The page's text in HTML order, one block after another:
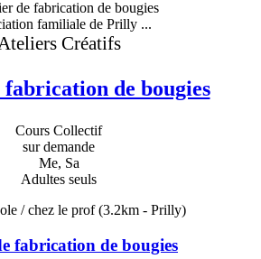
familiale de Prilly ...
Ateliers Créatifs
de bougies
Cours Collectif
sur demande
Me, Sa
Adultes seuls
/ chez le prof(3.2km - Prilly)
fabrication de bougies